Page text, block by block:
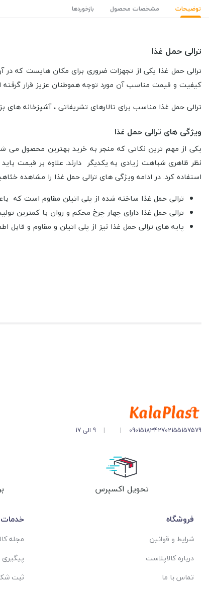
توضیحات مشخصات محصول بازخوردها
ترالی حمل غذا
ترالی حمل غذا یکی از تجهزات ضروری برای مکان هایست که
کیفیت و قیمت مناسب آن مورد توجه هموطنان عزیز قرار
ترالی حمل غذا مناسب برای تالارهای تشریفاتی ، آشپزخانه
ویژگی های ترالی حمل غذا
یکی از مهم ترین نکاتی که منجر به خرید بهترین محصول می
نظر ظاهری شباهت زیادی به یکدیگر دارند. علاوه بر قیمت
استفاده کرد. در ادامه ویژگی های ترالی حمل غذا را مشاهده
ترالی حمل غذا ساخته شده از پلی اتیلن مقاوم است
ترالی حمل غذا دارای چهار چرخ محکم و روان با کمترین
پایه های ترالی حمل غذا نیز از پلی اتیلن و مقاوم و قابل
سانتیمتر(ارتفاع ×عرض × طول) عرضه میگردد. اتصالات و
02155157579
09015183427
|
| 9 الی 17
تحویل اکسپرس
فروشگاه
شرایط و قوانین
درباره کالاپلاست
تماس با ما
مجله
ثبت